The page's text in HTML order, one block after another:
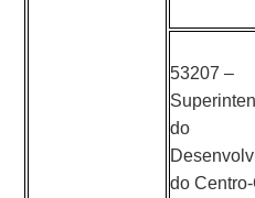
53207 –
do
do